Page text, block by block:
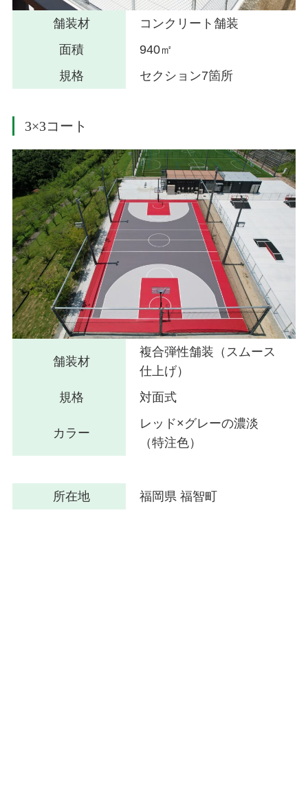
舗装材
コンクリート舗装
面積
940㎡
規格
セクション7箇所
3×3コート
舗装材
複合弾性舗装（スムース
仕上げ）
規格
対面式
カラー
レッド×グレーの濃淡
（特注色）
所在地 福岡県 福智町